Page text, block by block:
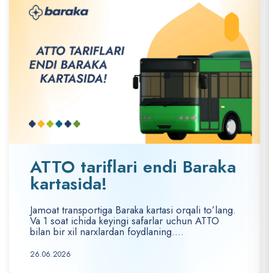
ATTO tariflari endi Baraka
kartasida!
Jamoat transportiga Baraka kartasi orqali to’lang.
Va 1 soat ichida keyingi safarlar uchun ATTO
bilan bir xil narxlardan foydlaning....
26.06.2026